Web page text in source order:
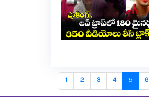
1 2 3 4 5 6